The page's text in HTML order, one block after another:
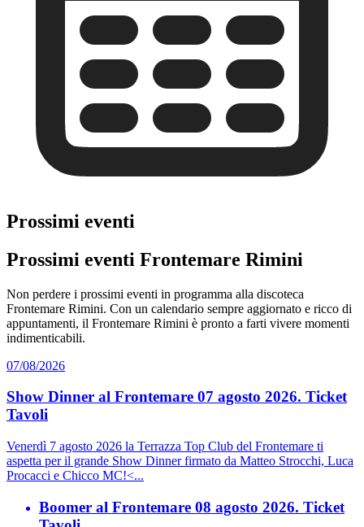
Prossimi eventi
Prossimi eventi Frontemare Rimini
Non perdere i prossimi eventi in programma alla discoteca
Frontemare Rimini. Con un calendario sempre aggiornato e ricco di
appuntamenti, il Frontemare Rimini è pronto a farti vivere momenti
indimenticabili.
07/08/2026
Show Dinner al Frontemare 07 agosto 2026. Ticket
Tavoli
Venerdì 7 agosto 2026 la Terrazza Top Club del Frontemare ti
aspetta per il grande Show Dinner firmato da Matteo Strocchi, Luca
Procacci e Chicco MC!<...
Boomer al Frontemare 08 agosto 2026. Ticket